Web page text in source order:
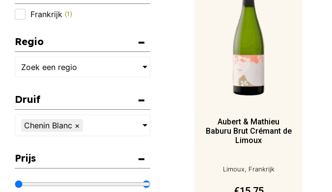
Frankrijk (1 )
Regio
Zoek een regio
Druif
Chenin Blanc ×
Prijs
Aubert & Mathieu
Baburu Brut Crémant de
Limoux
Limoux, Frankrijk